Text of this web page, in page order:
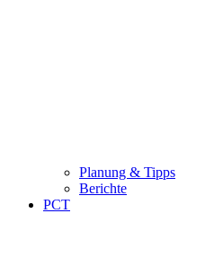
Planung & Tipps
Berichte
PCT